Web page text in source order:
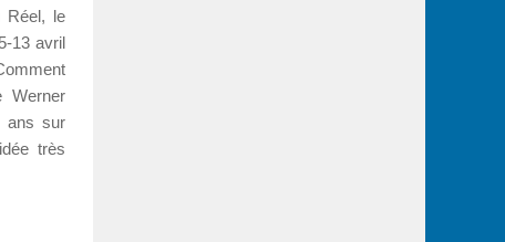
Réel, le
13 avril
Werner
ans sur
très